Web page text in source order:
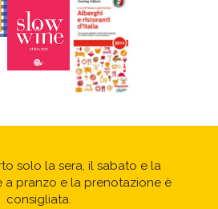
solo la sera, il sabato e la
a pranzo e la prenotazione è
consigliata.